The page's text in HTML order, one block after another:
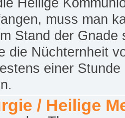
muss man
Stand der Gnade
die Nüchternheit
einer Stunde
/ Heilige